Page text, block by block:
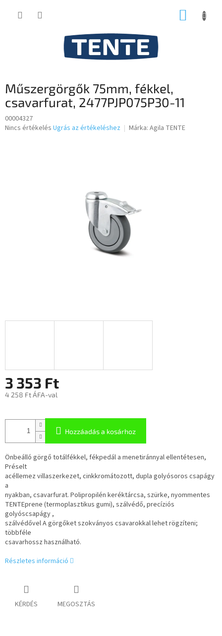
KOSÁR
Műszergörgők 75mm, fékkel,
csavarfurat, 2477PJP075P30-11
00004327
A
Nincs értékelés Ugrás az értékeléshez Márka: Agila TENTE
3 353 Ft
4 258 Ft ÁFA-val
Hozzáadás a kosárhoz
Önbeálló görgő totálfékkel, fékpedál a menetiránnyal ellentétesen,
Préselt
acéllemez villaszerkezet, cinkkromátozott, dupla golyósoros csapágy
a
nyakban, csavarfurat. Polipropilén keréktárcsa, szürke, nyommentes
TENTEprene (termoplasztikus gumi), szálvédő, precíziós
golyóscsapágy ,
szálvédővel A görgőket szokványos csavarokkal lehet rögzíteni;
többféle
csavarhossz használható.
Részletes információ
KÉRDÉS MEGOSZTÁS